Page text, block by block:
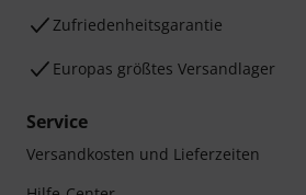
Zufriedenheitsgarantie
Europas größtes Versandlager
Service
Versandkosten und Lieferzeiten